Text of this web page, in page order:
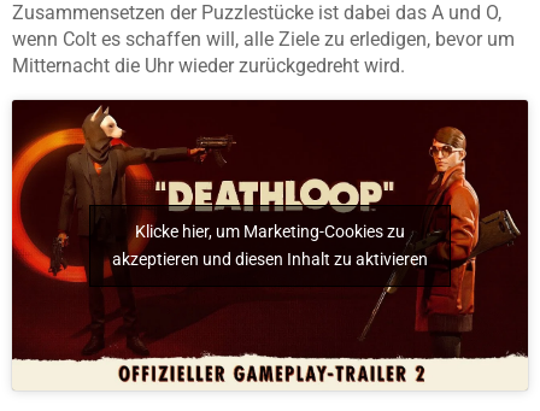
Zusammensetzen der Puzzlestücke ist dabei das A und O,
wenn Colt es schaffen will, alle Ziele zu erledigen, bevor um
Mitternacht die Uhr wieder zurückgedreht wird.
Klicke hier, um Marketing-Cookies zu
akzeptieren und diesen Inhalt zu aktivieren